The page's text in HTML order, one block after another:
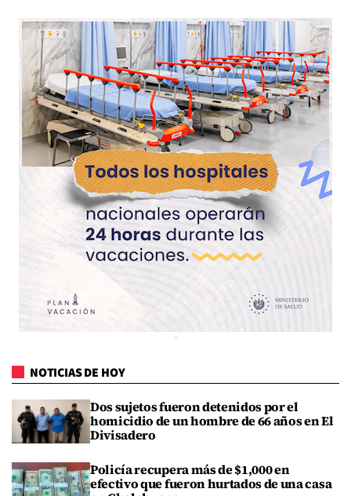
NOTICIAS DE HOY
Dos sujetos fueron detenidos por el
homicidio de un hombre de 66 años en El
Divisadero
Policía recupera más de $1,000 en
efectivo que fueron hurtados de una casa